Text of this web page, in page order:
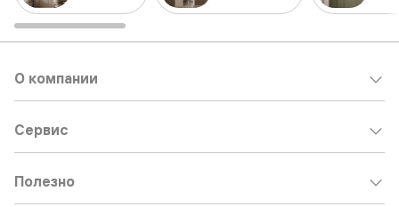
О компании
Сервис
Полезно